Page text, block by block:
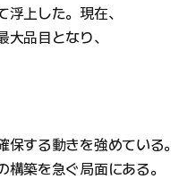
上した。現在、
品目となり、
する動きを強めている。
築を急ぐ局面にある。